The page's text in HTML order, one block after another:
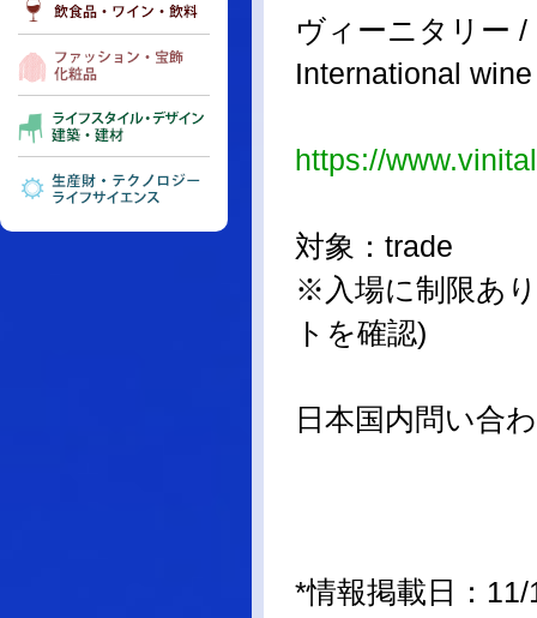
ヴィーニタリー
International
https://
対象：trade
※入場に制限あ
トを確認)
日本国内問い合
*情報掲載日：